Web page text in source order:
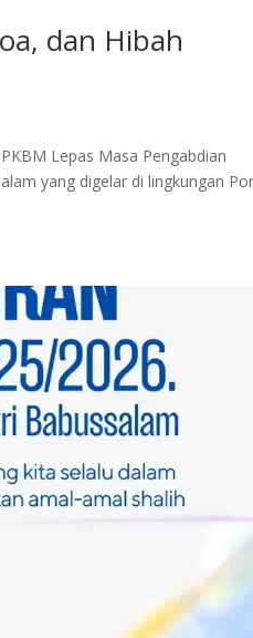
dan Hibah
Lepas Masa Pengabdian
yang digelar di lingkungan